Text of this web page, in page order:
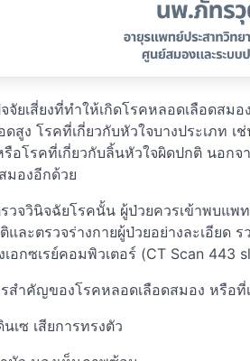
จัยเสี่ยงที่ทำให้เกิดโรคหลอดเลือดส
ดสูง โรคที่เกี่ยวกับหัวใจบางประเภท
รือโรคที่เกี่ยวกับลิ้นหัวใจผิดปกติ นอกจ
มองอีกด้วย
วจวินิจฉัยโรคนั้น ผู้ป่วยควรเข้าพบแ
และตรวจร่างกายผู้ป่วยอย่างละเอียด
เอกซเรย์คอมพิวเตอร์ (CT Scan
สำคัญของโรคหลอดเลือดสมอง หรือที่
นเซ เสียการทรงตัว